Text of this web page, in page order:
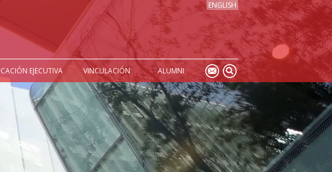
ENGLISH
EJECUTIVA VINCULACIÓN ALUMNI